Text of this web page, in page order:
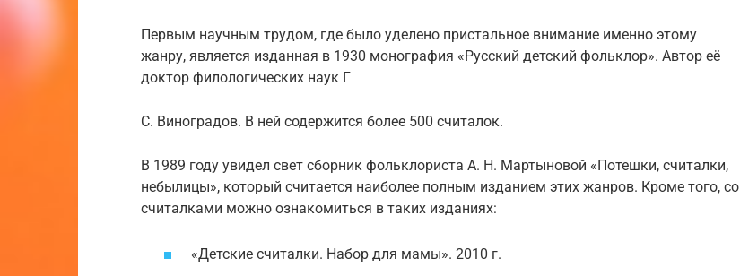
Первым научным трудом, где было уделено пристальное внимание именно этому
жанру, является изданная в 1930 монография «Русский детский фольклор». Автор её
доктор филологических наук Г
С. Виноградов. В ней содержится более 500 считалок.
В 1989 году увидел свет сборник фольклориста А. Н. Мартыновой «Потешки, считалки,
небылицы», который считается наиболее полным изданием этих жанров. Кроме того, со
считалками можно ознакомиться в таких изданиях:
«Детские считалки. Набор для мамы». 2010 г.